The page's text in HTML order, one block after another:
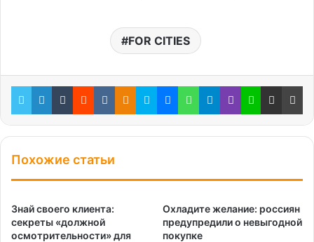
FOR CITIES
TwitterLinkedInTumblrRedditВконтакте
Одноклассники
SkypeMessenger
WhatsApp
Telegram
ViberLine Поделиться через электронную почту
Похожие статьи
Знай своего клиента:
секреты «должной
осмотрительности» для
Охладите желание: россиян
предупредили о невыгодной
покупке